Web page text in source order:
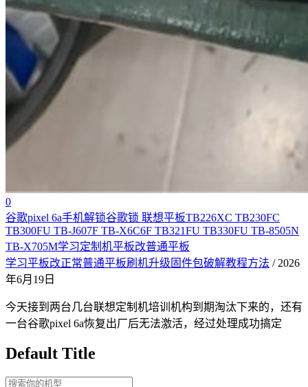
0
谷歌pixel 6a手机解锁谷歌锁 联想平板TB226XC TB230FC
TB300FU TB-J607F TB-X6C6F TB321FU TB330FU TB-8505N
TB-X705M学习定制机平板改普通平板
学习平板改正常普通平板刷机升级固件包破解教程方法 / 2026
年6月19日
今天接到两台几台联想定制机培训机构到期淘汰下来的，还有
一台谷歌pixel 6a恢复出厂后无法激活，经过处理成功搞定
Default Title